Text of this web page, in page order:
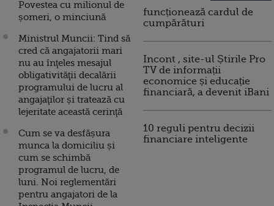
Povestea cu milionul de
șomeri, o minciună
Ministrul Muncii: Tind să
cred că angajatorii mari
nu au înţeles mesajul
obligativităţii decalării
programului de lucru al
angajaţilor și tratează cu
lejeritate această cerinţă
Cum se va desfășura
munca la domiciliu și
cum se schimbă
programul de lucru, de
luni. Noi reglementări
pentru angajatori de la
funcționează cardul de
cumpărături
Incont , site-ul Știrile Pro
TV de informații
economice și educație
financiară, a devenit iBani
10 reguli pentru decizii
financiare inteligente